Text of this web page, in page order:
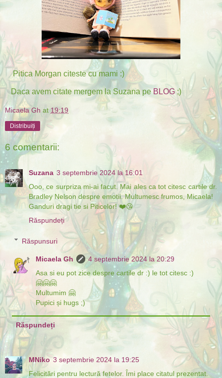
Pitica Morgan citeste cu mami :)
Daca avem citate mergem la Suzana pe BLOG;)
Micaela Gh at 19:19
Distribuiți
6 comentarii:
Suzana 3 septembrie 2024 la 16:01
Ooo, ce surpriza mi-ai facut. Mai ales ca tot citesc cartile dr.
Bradley Nelson despre emotii. Multumesc frumos, Micaela!
Ganduri dragi tie si Piticelor! ❤️😘
Răspundeți
Răspunsuri
Micaela Gh
4 septembrie 2024 la 20:29
Asa si eu pot zice despre cartile dr :) le tot citesc :)
🤗🤗🤗
Multumim 🤗
Pupici și hugs ;)
Răspundeți
MNiko 3 septembrie 2024 la 19:25
Felicitări pentru lectură fetelor. Îmi place citatul prezentat.